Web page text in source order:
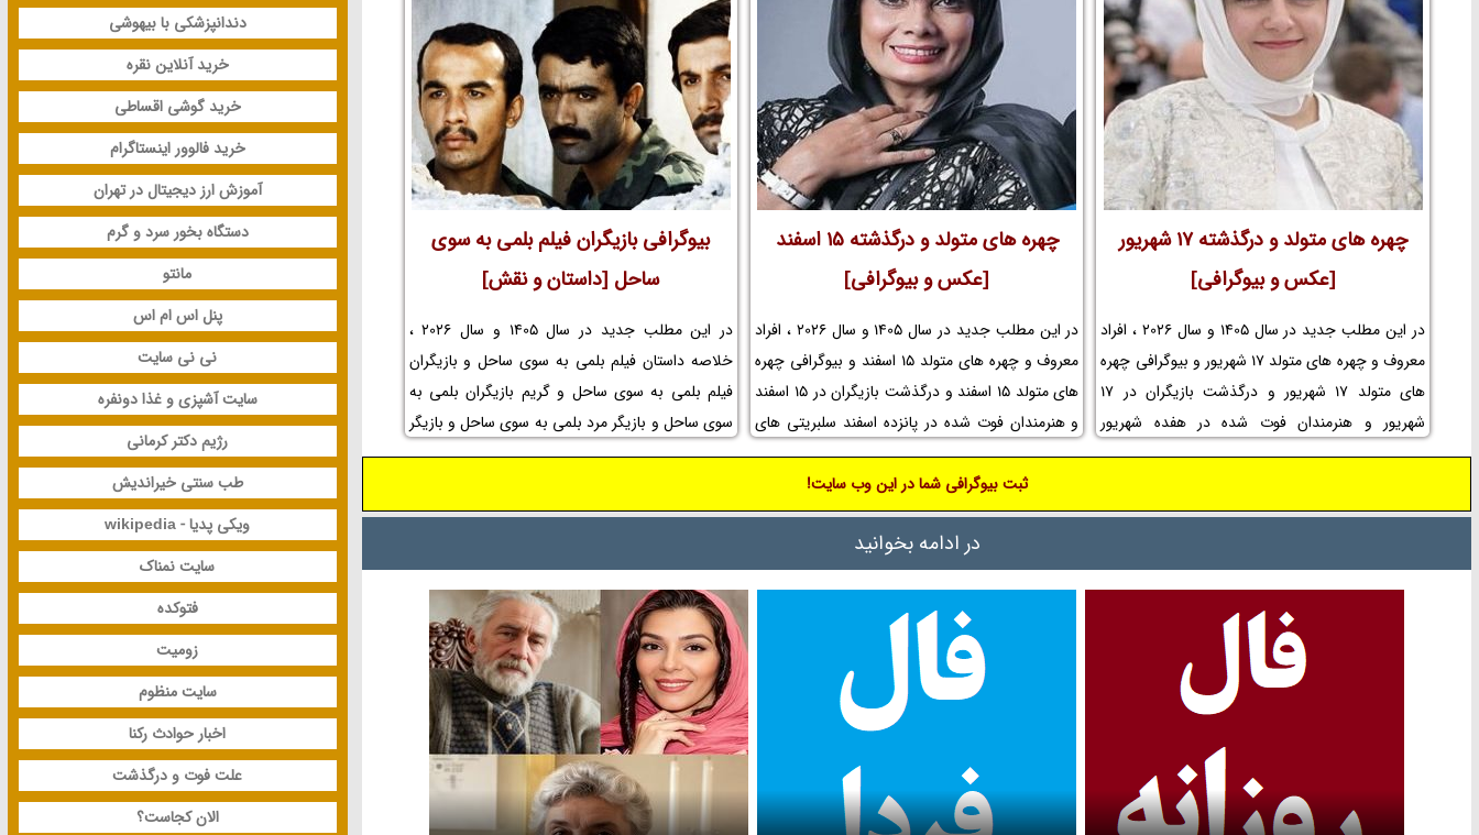
نجات یافتگان و مجموعه تلویزیونی نجات یافتگان و
حواشی فیلم نجات یافتگان و افتخارات نجات یافتگان و
جوایز نجات یافتگان و عوامل ساخت فیلم نجات
یافتگان را در نم نمک ببینید.
تلویزیونی هیوا و حواشی فیلم هیوا و افتخارات هیوا و
جوایز هیوا و عوامل ساخت فیلم هیوا را در نم نمک
چزابه و مجموعه تلویزیونی سفر به چزابه و حواشی
فیلم سفر به چزابه و افتخارات سفر به چزابه و جوایز
سفر به چزابه و عوامل ساخت فیلم سفر به چزابه را در
نم نمک ببینید.
چهره های متولد و درگذشته 17 شهریور
[عکس و بیوگرافی]
در این مطلب جدید در سال 1405 و سال 2026 ، افراد
معروف و چهره های متولد 17 شهریور و بیوگرافی چهره
های متولد 17 شهریور و درگذشت بازیگران در 17
شهریور و هنرمندان فوت شده در هفده شهریور
سلبریتی های به دنیا آمده در هفدهم شهریور و مرگ
چهره های متولد و درگذشته 15 اسفند
[عکس و بیوگرافی]
در این مطلب جدید در سال 1405 و سال 2026 ، افراد
معروف و چهره های متولد 15 اسفند و بیوگرافی چهره
های متولد 15 اسفند و درگذشت بازیگران در 15 اسفند
و هنرمندان فوت شده در پانزده اسفند سلبریتی های
به دنیا آمده در پانزدهم اسفند و مرگ افراد مشهور
ایرانی در نم نمک.
بیوگرافی بازیگران فیلم بلمی به سوی
ساحل [داستان و نقش]
در این مطلب جدید در سال 1405 و سال 2026 ،
خلاصه داستان فیلم بلمی به سوی ساحل و بازیگران
فیلم بلمی به سوی ساحل و گریم بازیگران بلمی به
سوی ساحل و بازیگر مرد بلمی به سوی ساحل و بازیگر
زن بلمی به سوی ساحل و سکانس فیلم بلمی به سوی
موسیقی فیلم بلمی به سوی ساحل و اسامی بازیگران
سوی ساحل و عکس پشت صحنه و بازیگر خردسال و
کودک و لوکیشن فیلم بلمی به سوی ساحل و
بیوگرافی بازیگران فیلم سینمایی بلمی به سوی ساحل
و کارگردان فیلم بلمی به سوی ساحل و مجموعه
تلویزیونی بلمی به سوی ساحل و حواشی فیلم بلمی
به سوی ساحل و افتخارات بلمی به سوی ساحل و
جوایز بلمی به سوی ساحل و عوامل ساخت فیلم بلمی
به سوی ساحل را در نم نمک ببینید.
ثبت بیوگرافی شما در این وب سایت!
در ادامه بخوانید
دندانپزشکی با بیهوشی
خرید آنلاین نقره
خرید گوشی اقساطی
خرید فالوور اینستاگرام
آموزش ارز دیجیتال در تهران
دستگاه بخور سرد و گرم
مانتو
پنل اس ام اس
نی نی سایت
سایت آشپزی و غذا دونفره
رژیم دکتر کرمانی
طب سنتی خیراندیش
ویکی پدیا - wikipedia
سایت نمناک
فتوکده
زومیت
سایت منظوم
اخبار حوادث رکنا
علت فوت و درگذشت
الان کجاست؟